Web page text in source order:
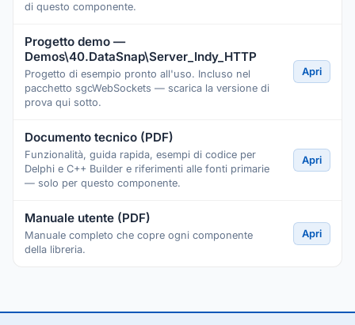
di questo componente.
Progetto demo —
Demos\40.DataSnap\Server_Indy_HTTP
Progetto di esempio pronto all'uso. Incluso nel
pacchetto sgcWebSockets — scarica la versione di
prova qui sotto.
Apri
Documento tecnico (PDF)
Funzionalità, guida rapida, esempi di codice per
Delphi e C++ Builder e riferimenti alle fonti primarie
— solo per questo componente.
Apri
Manuale utente (PDF)
Manuale completo che copre ogni componente
della libreria.
Apri